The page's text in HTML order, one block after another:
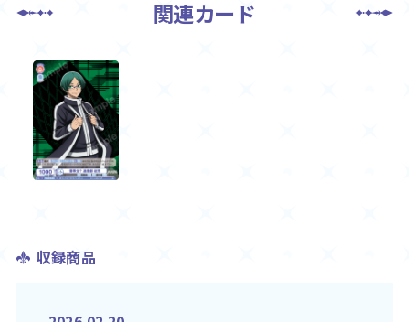
関連カード
収録商品